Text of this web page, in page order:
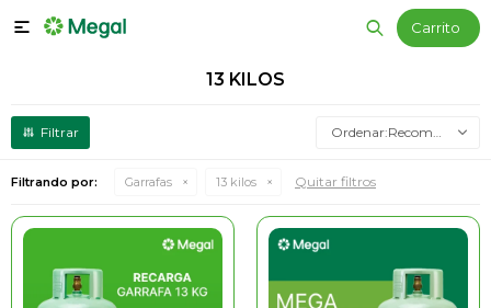

13 KILOS
Recomendados
Filtrando por: Garrafas 13 kilos Quitar filtros